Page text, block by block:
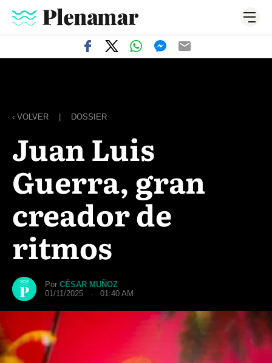
‹ VOLVER DOSSIER
Juan Luis
Guerra, gran
creador de
ritmos
Por CÉSAR MUÑOZ
01/11/2025 · 01:40 AM